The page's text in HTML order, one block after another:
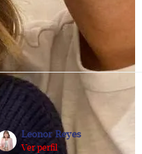
Leonor Reyes
Ver perfil